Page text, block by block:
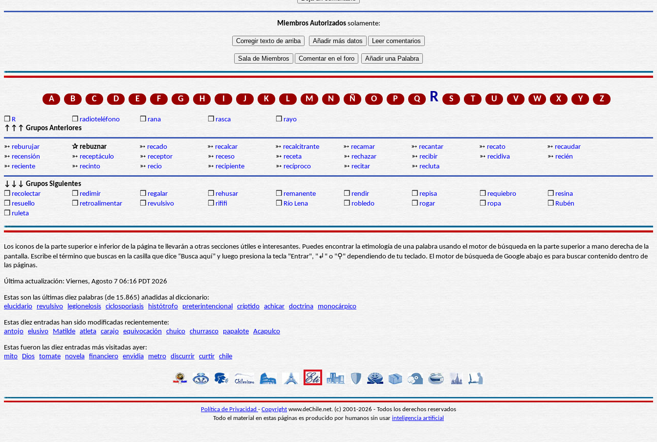
Miembros Autorizadossolamente:
A B C D E F G H I J K L M N Ñ O P Q R S T U V W X Y Z
❒ R ❒ radioteléfono ❒ rana ❒ rasca ❒ rayo
↑↑↑ Grupos Anteriores
➳ reburujar ✰ rebuznar ➳ recado ➳ recalcar ➳ recalcitrante ➳ recamar ➳ recantar ➳ recato ➳ recaudar
➳ recensión ➳ receptáculo ➳ receptor ➳ receso ➳ receta ➳ rechazar ➳ recibir ➳ recidiva ➳ recién
➳ reciente ➳ recinto ➳ recio ➳ recipiente ➳ recíproco ➳ recitar ➳ recluta
↓↓↓ Grupos Siguientes
❒ recolectar ❒ redimir ❒ regalar ❒ rehusar ❒ remanente ❒ rendir ❒ repisa ❒ requiebro ❒ resina
❒ resuello ❒ retroalimentar ❒ revulsivo ❒ rififi ❒ Río Lena ❒ robledo ❒ rogar ❒ ropa ❒ Rubén
❒ ruleta
Los iconos de la parte superior e inferior de la página te llevarán a otras secciones útiles e interesantes. Puedes encontrar la etimología de una palabra usando el motor de búsqueda en la parte superior a mano derecha de la
pantalla. Escribe el término que buscas en la casilla que dice “Busca aquí” y luego presiona la tecla "Entrar", "↲" o "⚲" dependiendo de tu teclado. El motor de búsqueda de Google abajo es para buscar contenido dentro de
las páginas.
Última actualización: Viernes, Agosto 7 06:16 PDT 2026
Estas son las últimas diez palabras (de 15.865) añadidas al diccionario:
elucidario
revulsivo legionelosis ciclosporiasis histótrofo preterintencional críptido achicar doctrina monocárpico
Estas diez entradas han sido modificadas recientemente:
antojo elusivo Matilde atleta carajo equivocación chuico churrasco papalote Acapulco
Estas fueron las diez entradas más visitadas ayer:
mito
Dios tomate novela financiero envidia metro discurrir curtir chile
Política de Privacidad - Copyright www.deChile.net. (c) 2001-2026 - Todos los derechos reservados
Todo el material en estas páginas es producido por humanos sin usar inteligencia artificial